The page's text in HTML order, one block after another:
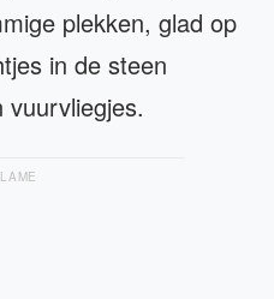
plekken, glad op
in de steen